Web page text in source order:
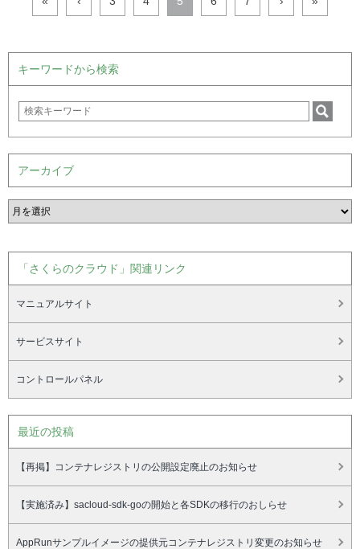
キーワードから検索
アーカイブ
「さくらのクラウド」関連リンク
マニュアルサイト
サービスサイト
コントロールパネル
最近の投稿
【再掲】コンテナレジストリの公開設定廃止のお知らせ
【実施済み】sacloud-sdk-goの開始と各SDKの移行のおしらせ
AppRunサンプルイメージの提供元コンテナレジストリ変更のお知らせ